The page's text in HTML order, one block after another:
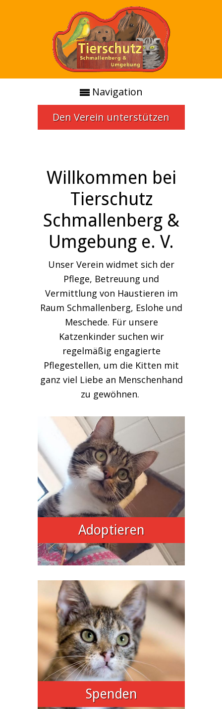
Navigation
Den Verein unterstützen
Willkommen bei
Tierschutz
Schmallenberg &
Umgebung e. V.
Unser Verein widmet sich der
Pflege, Betreuung und
Vermittlung von Haustieren im
Raum Schmallenberg, Eslohe und
Meschede. Für unsere
Katzenkinder suchen wir
regelmäßig engagierte
Pflegestellen, um die Kitten mit
ganz viel Liebe an Menschenhand
zu gewöhnen.
Adoptieren
Spenden